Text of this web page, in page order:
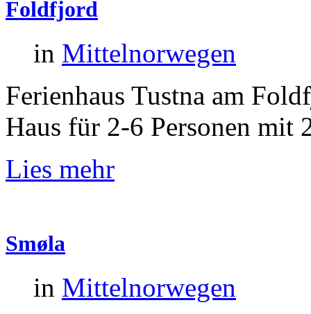
Foldfjord
in Mittelnorwegen
Ferienhaus Tustna am
Haus für 2-6 Personen mit
Lies mehr
Smøla
in Mittelnorwegen